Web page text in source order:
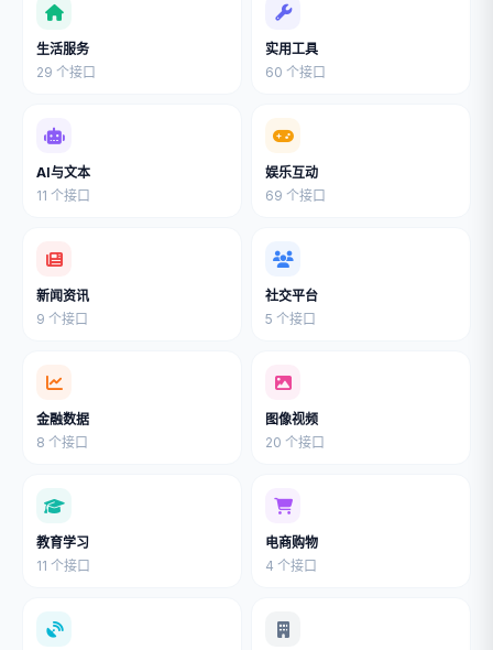
生活服务
29 个接口
实用工具
60 个接口
AI与文本
11 个接口
娱乐互动
69 个接口
新闻资讯
9 个接口
社交平台
5 个接口
金融数据
8 个接口
图像视频
20 个接口
教育学习
11 个接口
电商购物
4 个接口